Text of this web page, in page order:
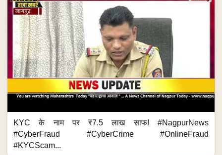
KYC के नाम पर ₹7.5 लाख साफ! #NagpurNews
#CyberFraud #CyberCrime #OnlineFraud
#KYCScam...